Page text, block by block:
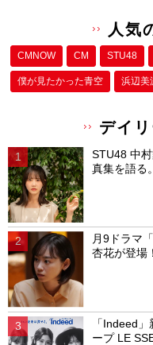
人気
CMNOW CM STU48
僕が⾒たかった⻘空 浜辺美
デイ
STU48 中
真集を語る。
月9ドラマ
杏花が登場！
「Indeed
ープ LE